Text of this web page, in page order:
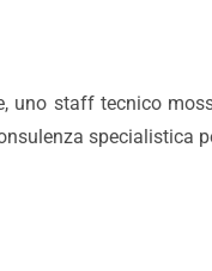
uno staff tecnico
specialistica